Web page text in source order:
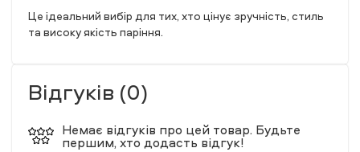
Це ідеальний вибір для тих, хто цінує зручність, стиль
та високу якість паріння.
Відгуків (0)
Немає відгуків про цей товар. Будьте
першим, хто додасть відгук!